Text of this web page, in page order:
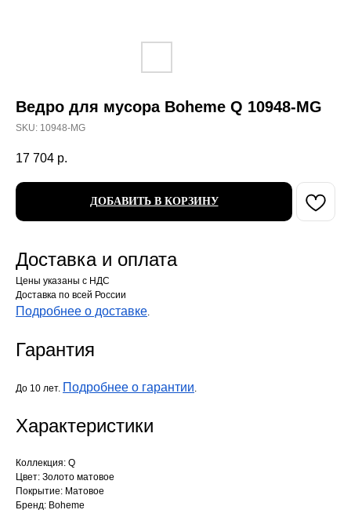
Ведро для мусора Boheme Q 10948-MG
SKU: 10948-MG
17 704 р.
ДОБАВИТЬ В КОРЗИНУ
Доставка и оплата
Цены указаны с НДС
Доставка по всей России
Подробнее о доставке.
Гарантия
До 10 лет. Подробнее о гарантии.
Характеристики
Коллекция: Q
Цвет: Золото матовое
Покрытие: Матовое
Бренд: Boheme